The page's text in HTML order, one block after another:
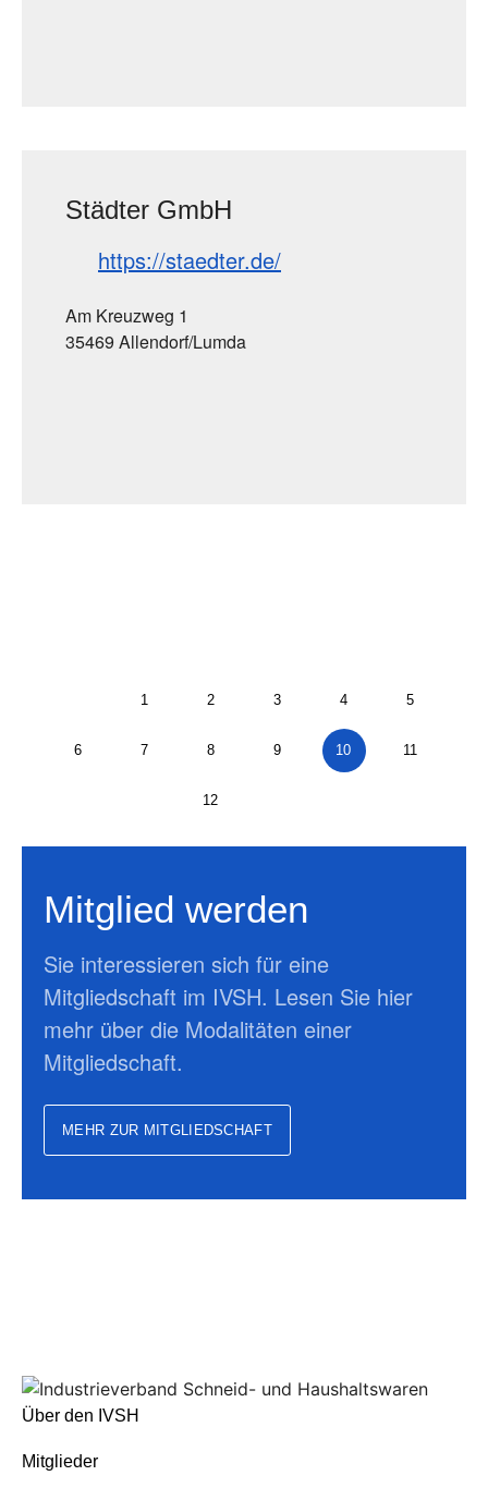
Städter GmbH
https://staedter.de/
Am Kreuzweg 1
35469 Allendorf/Lumda
1 2 3 4 5
6 7 8 9 10 11
12
Mitglied werden
Sie interessieren sich für eine
Mitgliedschaft im IVSH. Lesen Sie hier
mehr über die Modalitäten einer
Mitgliedschaft.
MEHR ZUR MITGLIEDSCHAFT
Über den IVSH
Mitglieder